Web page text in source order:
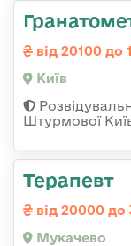
від 20100 до
Київ
Штурмової
Терапевт
від 20000 до
Мукачево